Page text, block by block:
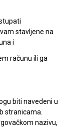
stavljene na
i
računu ili ga
biti navedeni u
stranicama.
nazivu,